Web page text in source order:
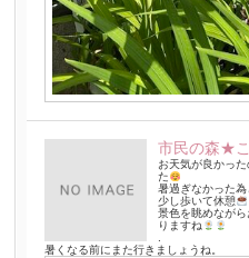
市民の森★
お天気が良かっ
た
暑過ぎなかった
少し歩いて休憩
景色を眺めなが
りますね
.
暑くなる前にまた行きましょうね。